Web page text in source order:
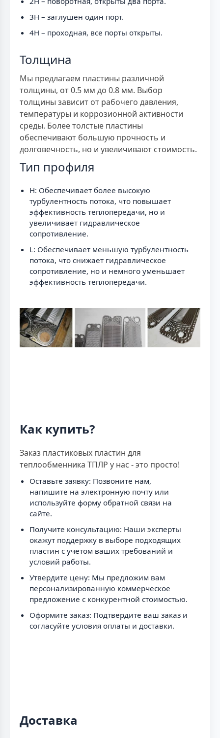
3H – заглушен один порт.
4H – проходная, все порты открыты.
Толщина
Мы предлагаем пластины различной
толщины, от 0.5 мм до 0.8 мм. Выбор
толщины зависит от рабочего давления,
температуры и коррозионной активности
среды. Более толстые пластины
обеспечивают большую прочность и
долговечность, но и увеличивают стоимость.
Тип профиля
H: Обеспечивает более высокую
турбулентность потока, что повышает
эффективность теплопередачи, но и
увеличивает гидравлическое
сопротивление.
L: Обеспечивает меньшую турбулентность
потока, что снижает гидравлическое
сопротивление, но и немного уменьшает
эффективность теплопередачи.
Как купить?
Заказ пластиковых пластин для
теплообменника ТПЛР у нас - это просто!
Оставьте заявку: Позвоните нам,
напишите на электронную почту или
используйте форму обратной связи на
сайте.
Получите консультацию: Наши эксперты
окажут поддержку в выборе подходящих
пластин с учетом ваших требований и
условий работы.
Утвердите цену: Мы предложим вам
персонализированную коммерческое
предложение с конкурентной стоимостью.
Оформите заказ: Подтвердите ваш заказ и
согласуйте условия оплаты и доставки.
Доставка